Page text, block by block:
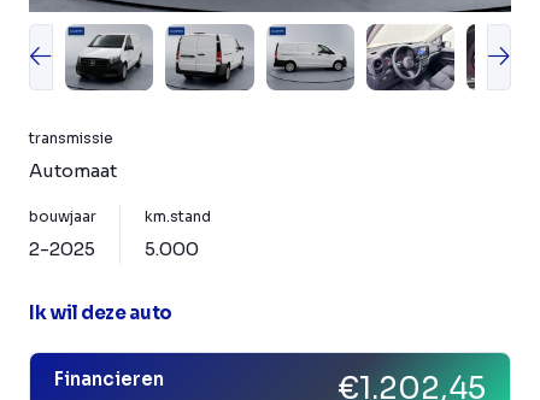
transmissie
Automaat
bouwjaar
2-2025
km.stand
5.000
Ik wil deze auto
Financieren €1.202,45